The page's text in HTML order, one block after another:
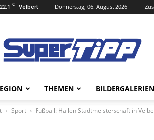
22.1 C Velbert Donnerstag, 06. August 2026
Tipp
Online
THEMEN BILDERGALERIEN
Sport Fußball: Hallen-Stadtmeisterschaft in